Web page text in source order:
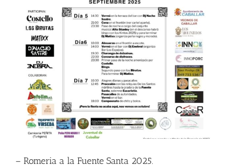
– Romeria a la Fuente Santa 2025.